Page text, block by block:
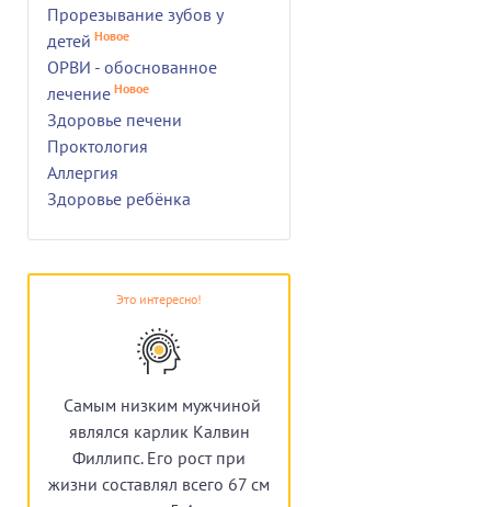
Прорезывание зубов у
детей Новое
ОРВИ - обоснованное
лечение Новое
Здоровье печени
Проктология
Аллергия
Здоровье ребёнка
Это интересно!
Самым низким мужчиной
являлся карлик Калвин
Филлипс. Его рост при
жизни составлял всего 67 см